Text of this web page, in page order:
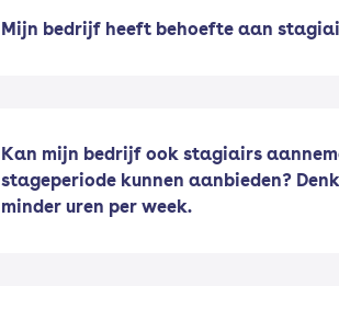
Mijn bedrijf heeft behoefte aan
Kan mijn bedrijf ook stagiairs aannemen
stageperiode kunnen aanbieden?
minder uren per week.